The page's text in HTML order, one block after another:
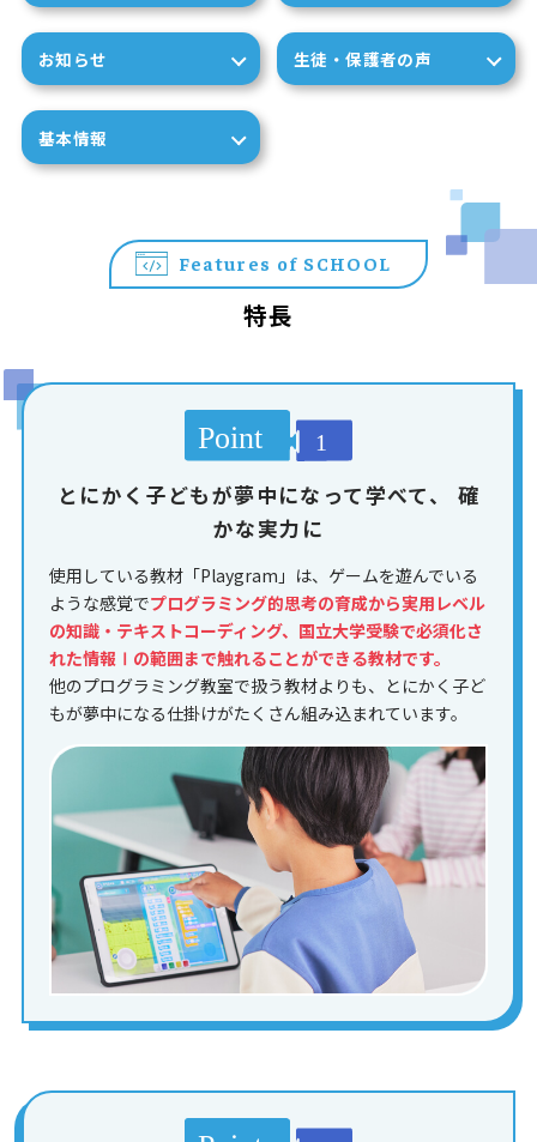
お知らせ 生徒・保護者の声
基本情報
Features of SCHOOL
特長
とにかく子どもが夢中になって学べて、
確
かな実力に
使用している教材「Playgram」は、ゲームを遊んでいる
ような感覚でプログラミング的思考の育成から実用レベル
の知識・テキストコーディング、国立大学受験で必須化さ
れた情報Ⅰの範囲まで触れることができる教材です。
他のプログラミング教室で扱う教材よりも、とにかく子ど
もが夢中になる仕掛けがたくさん組み込まれています。